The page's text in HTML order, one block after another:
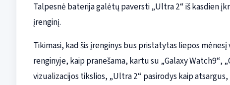
Talpesnė baterija galėtų paversti „Ultra 2“ iš kasdien
įrenginį.
Tikimasi, kad šis įrenginys bus pristatytas liepos
renginyje, kaip pranešama, kartu su „Galaxy Watch9“,
vizualizacijos tikslios, „Ultra 2“ pasirodys kaip